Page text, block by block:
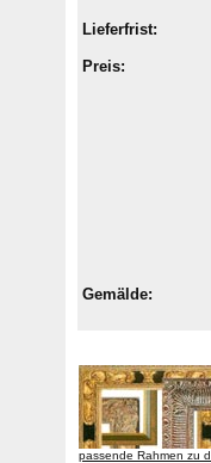
Lieferfrist:
Preis:
Gemälde:
passende Rahmen zu